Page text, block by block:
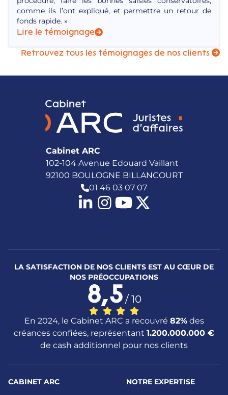
comme ils l’ont expliqué, et permettre un retour de
fonds rapide. »
Lire le témoignage
Retrouvez tous les témoignages de nos clients
Cabinet ARC
102-104 Avenue Edouard Vaillant
92100 BOULOGNE BILLANCOURT
01 46 03 07 07
LA SATISFACTION DE NOS CLIENTS EST AU CŒUR DE
NOS PRÉOCCUPATIONS
En 2024, le Cabinet ARC a recouvré 82%des
créances confiées, représentant 1.200.000.000 €
de cash additionnel pour nos clients
8,5/ 10
CABINET ARC NOTRE EXPERTISE